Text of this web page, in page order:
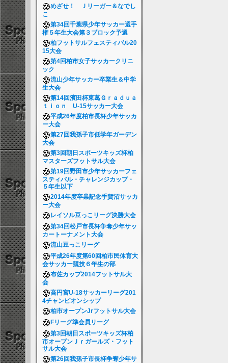
めざせ！ Ｊリーガー＆なでし
こ
第34回千葉県少年サッカー選手
権５年生大会第３ブロック予選
柏フットサルフェスティバル20
15大会
第4回柏市女子サッカークリニ
ック
流山少年サッカー卒業生＆中学
生大会
第14回濱田杯東葛Ｇｒａｄｕａ
ｔｉｏｎ U-15サッカー大会
平成26年度柏市長杯少年サッカ
ー大会
第27回我孫子市低学年ガーデン
大会
第3回朝日スポーツキッズ杯柏
マスターズフットサル大会
第19回野田市少年サッカーフェ
スティバル・チャレンジカップ・
５年生以下
2014年度卒業記念手賀沼サッカ
ー大会
レイソル豆っこリーグ決勝大会
第34回松戸市長杯争奪少年サッ
カートーナメント大会
流山豆っこリーグ
平成26年度第60回柏市民体育大
会サッカー競技６年生の部
布佐カップ2014フットサル大
会
高円宮U-18サッカーリーグ201
4チャンピオンシップ
柏市オープンJrフットサル大会
Fリーグ準会員リーグ
第3回朝日スポーツキッズ杯柏
市オープンＪｒガールズ・フット
サル大会
第26回我孫子市長杯争奪少年サ